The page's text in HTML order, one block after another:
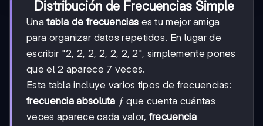
Distribución de Frecuencias Simple
Unatabla de frecuencias es tu mejor amiga
para organizar datos repetidos. En lugar de
escribir "2, 2, 2, 2, 2, 2, 2", simplemente pones
que el 2 aparece 7 veces.
Esta tabla incluye varios tipos de frecuencias:
frecuencia absoluta ff que cuenta cuántas
veces aparece cada valor, frecuencia